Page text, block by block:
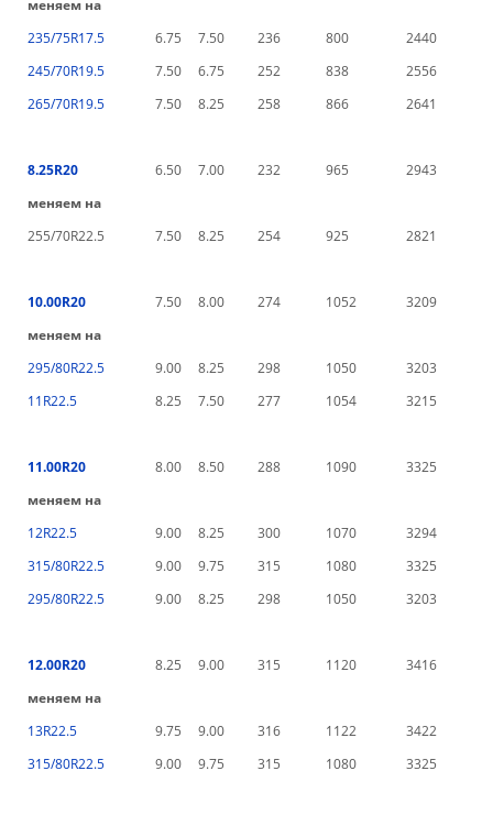
меняем на
235/75R17.5
6.75 7.50 236 800
2440
245/70R19.5
7.50 6.75 252 838
2556
265/70R19.5
7.50 8.25 258 866 2641
8.25R20 6.50 7.00 232 965
2943
меняем на
255/70R22.5
7.50 8.25 254 925 2821
10.00R20 7.50 8.00 274 1052
3209
меняем на
295/80R22.5
9.00 8.25 298 1050
3203
11R22.5
8.25 7.50 277 1054 3215
11.00R20 8.00 8.50 288 1090
3325
меняем на
12R22.5
9.00 8.25 300 1070
3294
315/80R22.5
9.00 9.75 315 1080
3325
295/80R22.5
9.00 8.25 298 1050 3203
12.00R20 8.25 9.00 315 1120
3416
меняем на
13R22.5
9.75 9.00 316 1122
3422
315/80R22.5
9.00 9.75 315 1080 3325